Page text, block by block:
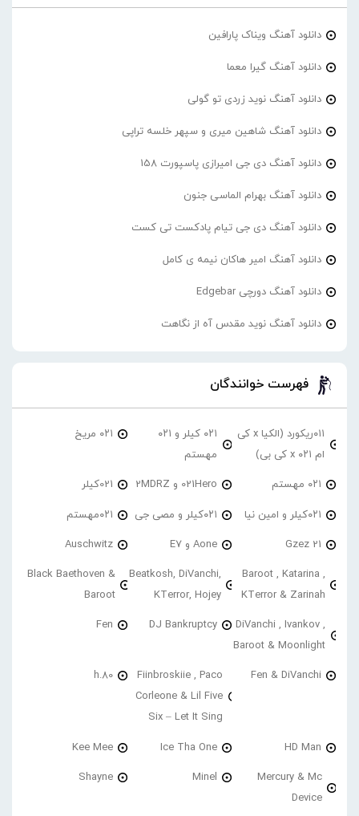
دانلود آهنگ ویناک پارافین
دانلود آهنگ گیرا معما
دانلود آهنگ نوید زردی تو گولی
دانلود آهنگ شاهین میری و سپهر خلسه تراپی
دانلود آهنگ دی جی امیرازی پاسپورت 158
دانلود آهنگ بهرام الماسی جنون
دانلود آهنگ دی جی تیام پادکست تی کست
دانلود آهنگ امیر هاکان نیمه ی کامل
دانلود آهنگ دورچی Edgebar
دانلود آهنگ نوید مقدس آه از نگاهت
فهرست خوانندگان
۰۱۱ریکورد (الکیا x کی
ام ۰۲۱ x کی بی)
۰۲۱ کیلر و ۰۲۱
مهستم
۰۲۱ مریخ
۰۲۱ مهستم 021Hero و 2MDRZ 021کیلر
۰۲۱کیلر و امین نیا ۰۲۱کیلر و مصی جی ۰۲۱مهستم
21 Gzez Aone و E7 Auschwitz
Baroot , Katarina ,
KTerror & Zarinah
Beatkosh, DiVanchi,
KTerror, Hojey
Black Baethoven &
Baroot
DiVanchi , Ivankov ,
Baroot & Moonlight
DJ Bankruptcy
Fen
Fen & DiVanchi
Fiinbroskiie , Paco
Corleone & Lil Five
Six – Let It Sing
h.80
HD Man
Ice Tha One
Kee Mee
Mercury & Mc
Device
Minel
Shayne